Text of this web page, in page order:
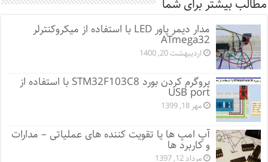
مطالب بیشتر برای شما
مدار دیمر پاور LED با استفاده از میکروکنترلر
ATmega32
اردیبهشت 20, 1400
پروگرم کردن بورد STM32F103C8 با استفاده از
USB port
مهر 18, 1399
آپ امپ ها یا تقویت کننده های عملیاتی – مدارات
و کاربرد ها
مرداد 12, 1397